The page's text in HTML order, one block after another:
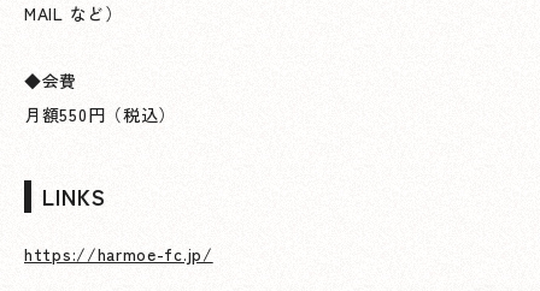
MAIL など）
◆会費
月額550円（税込）
LINKS
https://harmoe-fc.jp/